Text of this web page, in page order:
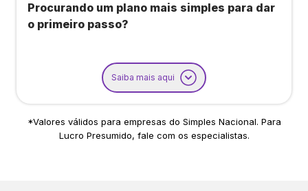
Procurando um plano mais simples para dar
o primeiro passo?
Saiba mais aqui
*Valores válidos para empresas do Simples Nacional. Para
Lucro Presumido, fale com os especialistas.